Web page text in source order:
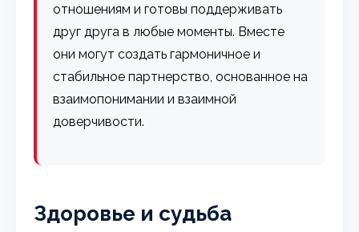
отношениям и готовы поддерживать
друг друга в любые моменты. Вместе
они могут создать гармоничное и
стабильное партнерство, основанное на
взаимопонимании и взаимной
доверчивости.
Здоровье и судьба